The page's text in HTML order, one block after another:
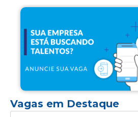
Vagas em Destaque